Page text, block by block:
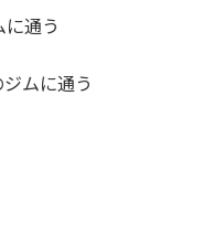
に通う
ムに通う